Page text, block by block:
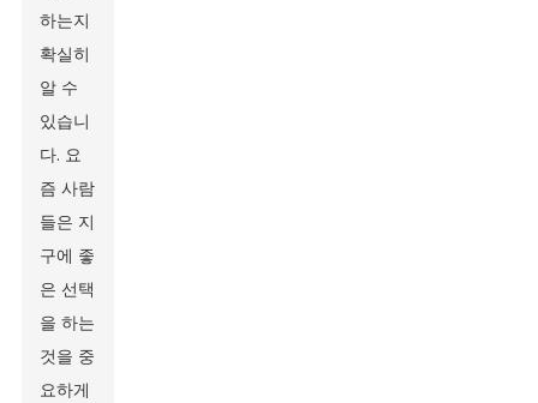
하는지
확실히
알 수
있습니
다. 요
즘 사람
들은 지
구에 좋
은 선택
을 하는
것을 중
요하게